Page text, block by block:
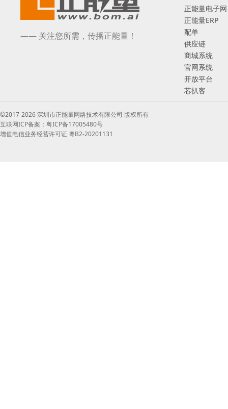
—— 关注您所需，传播正能量！
正能量电子网
正能量ERP
配单
供应链
商城系统
官网系统
开放平台
芯扒客
©2017-2026 深圳市正能量网络技术有限公司 版权所有
互联网ICP备案：粤ICP备17005480号
增值电信业务经营许可证 粤B2-20201131